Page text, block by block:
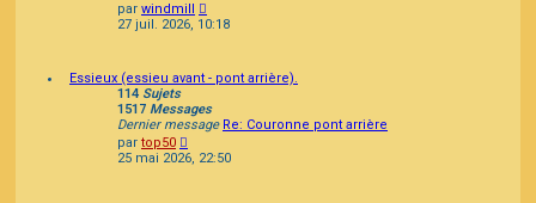
par windmill
le
27 juil. 2026, 10:18
Essieux (essieu avant - pont arrière).
114 Sujets
1517 Messages
Dernier message Re: Couronne pont arrière
par top50
le
dernier
25 mai 2026, 22:50